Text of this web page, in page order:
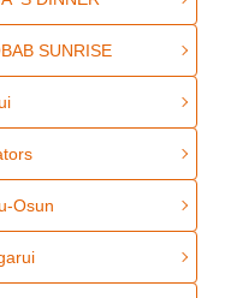
SUNRISE
Osun